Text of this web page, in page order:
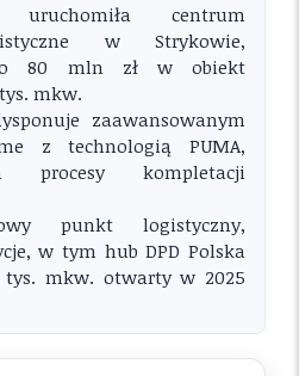
centrum
w Strykowie,
80 mln zł w obiekt
mkw.
zaawansowanym
z technologią PUMA,
procesy kompletacji
punkt logistyczny,
w tym hub DPD Polska
tys. mkw. otwarty w 2025